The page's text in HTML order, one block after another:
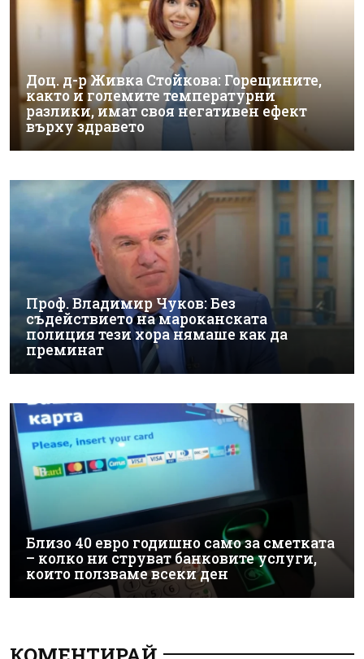
Доц. д-р Живка Стойкова: Горещините,
както и големите температурни
разлики, имат своя негативен ефект
върху здравето
Проф. Владимир Чуков: Без
съдействието на мароканската
полиция тези хора нямаше как да
преминат
Близо 40 евро годишно само за сметката
– колко ни струват банковите услуги,
които ползваме всеки ден